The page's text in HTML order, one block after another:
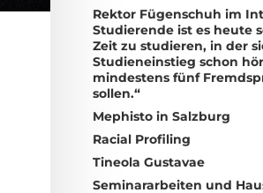
Rektor Fügenschuh im
Studierende ist es heute
Zeit zu studieren, in der
Studieneinstieg schon
mindestens fünf
sollen.“
Mephisto in Salzburg
Racial Profiling
Tineola Gustavae
Seminararbeiten und